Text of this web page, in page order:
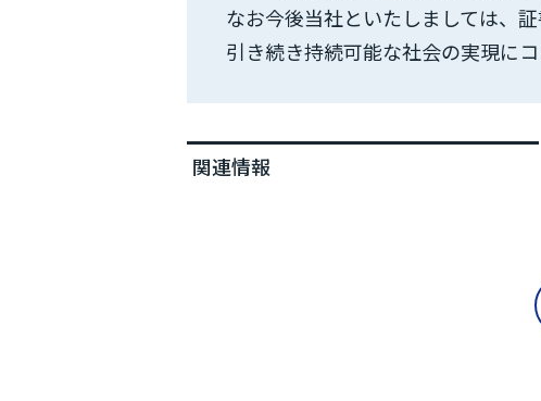
なお今後当社といたしましては、
引き続き持続可能な社会の実現に
関連情報